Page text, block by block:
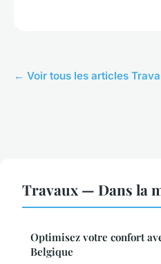
← Voir tous les articles
Travaux — Dans la
Optimisez votre confort
Belgique